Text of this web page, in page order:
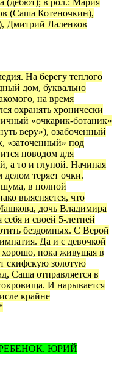
(Саша Котеночкин),
Дмитрий Лаленков
На берегу теплого
дом, буквально
на время
охранять хронически
«очкарик-ботаник»
веру»), озабоченный
«заточенный» под
поводом для
а то и глупой. Начиная
теряет очки.
в полной
выясняется, что
дочь Владимира
и своей 5-летней
бездомных. С Верой
Да и с девочкой
пока живущая в
скифскую золотую
Саша отправляется в
И нарывается
крайне
ЮРИЙ